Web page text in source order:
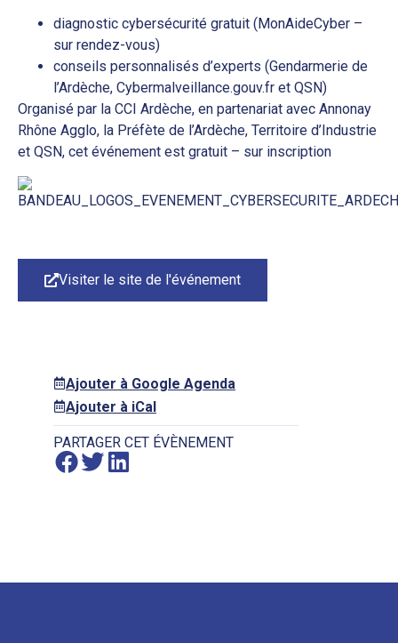
diagnostic cybersécurité gratuit (MonAideCyber –
sur rendez-vous)
conseils personnalisés d’experts (Gendarmerie de
l’Ardèche, Cybermalveillance.gouv.fr et QSN)
Organisé par la CCI Ardèche, en partenariat avec Annonay
Rhône Agglo, la Préfète de l’Ardèche, Territoire d’Industrie
et QSN, cet événement est gratuit – sur inscription
Visiter le site de l'événement
Ajouter à Google Agenda
Ajouter à iCal
PARTAGER CET ÉVÈNEMENT